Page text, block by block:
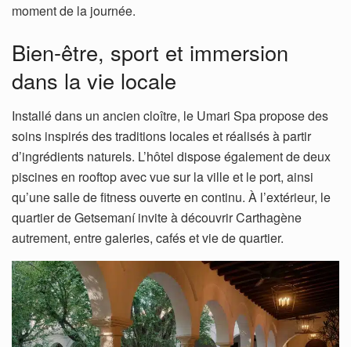
moment de la journée.
Bien-être, sport et immersion
dans la vie locale
Installé dans un ancien cloître, le Umari Spa propose des
soins inspirés des traditions locales et réalisés à partir
d’ingrédients naturels. L’hôtel dispose également de deux
piscines en rooftop avec vue sur la ville et le port, ainsi
qu’une salle de fitness ouverte en continu. À l’extérieur, le
quartier de Getsemaní invite à découvrir Carthagène
autrement, entre galeries, cafés et vie de quartier.